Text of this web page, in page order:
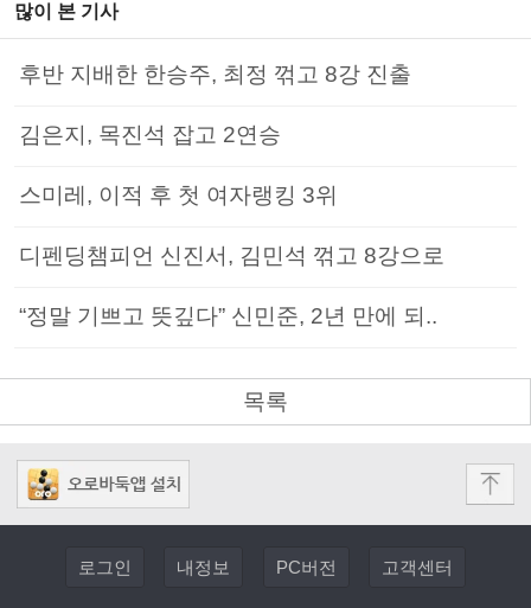
많이 본 기사
후반 지배한 한승주, 최정 꺾고 8강 진출
김은지, 목진석 잡고 2연승
스미레, 이적 후 첫 여자랭킹 3위
디펜딩챔피언 신진서, 김민석 꺾고 8강으로
“정말 기쁘고 뜻깊다” 신민준, 2년 만에 되..
목록
로그인 내정보 PC버전 고객센터